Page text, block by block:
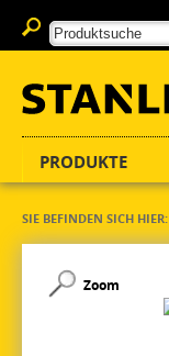
PRODUKTE
SIE BEFINDEN SICH HIER:
Zoom